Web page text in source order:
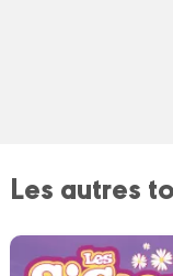
Les autres